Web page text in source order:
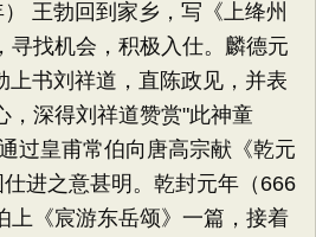
王勃回到家乡，写《上绛州
寻找机会，积极入仕。麟德元
上书刘祥道，直陈政见，并表
，深得刘祥道赞赏"此神童
过皇甫常伯向唐高宗献《乾元
进之意甚明。乾封元年（666
上《宸游东岳颂》一篇，接着